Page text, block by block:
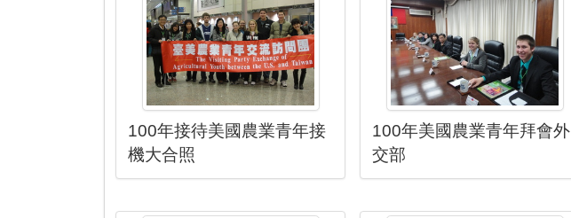
100年接待美國農業青年接
機大合照
100年美國農業青年拜會外
交部